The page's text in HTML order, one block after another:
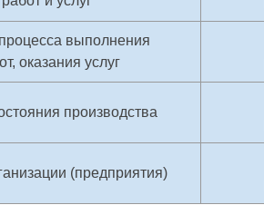
выполнения
оказания услуг
производства
(предприятия)